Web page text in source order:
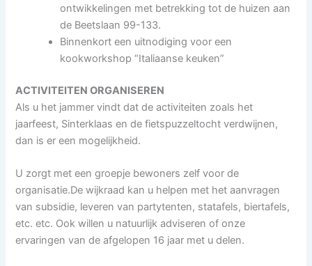
ontwikkelingen met betrekking tot de huizen aan
de Beetslaan 99-133.
Binnenkort een uitnodiging voor een
kookworkshop “Italiaanse keuken”
ACTIVITEITEN ORGANISEREN
Als u het jammer vindt dat de activiteiten zoals het
jaarfeest, Sinterklaas en de fietspuzzeltocht verdwijnen,
dan is er een mogelijkheid.
U zorgt met een groepje bewoners zelf voor de
organisatie.De wijkraad kan u helpen met het aanvragen
van subsidie, leveren van partytenten, statafels, biertafels,
etc. etc. Ook willen u natuurlijk adviseren of onze
ervaringen van de afgelopen 16 jaar met u delen.